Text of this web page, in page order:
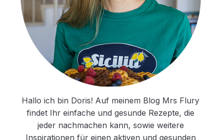
Hallo ich bin Doris! Auf meinem Blog Mrs Flury
findet Ihr einfache und gesunde Rezepte, die
jeder nachmachen kann, sowie weitere
Inspirationen für einen aktiven und gesunden